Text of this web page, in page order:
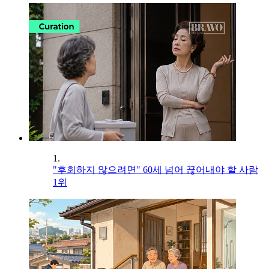
1.
"후회하지 않으려면" 60세 넘어 끊어내야 할 사람
1위